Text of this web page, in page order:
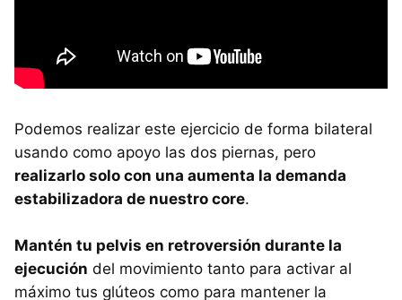
Podemos realizar este ejercicio de forma bilateral
usando como apoyo las dos piernas, pero
realizarlo solo con una aumenta la demanda
estabilizadora de nuestro core.
Mantén tu pelvis en retroversión durante la
ejecución del movimiento tanto para activar al
máximo tus glúteos como para mantener la